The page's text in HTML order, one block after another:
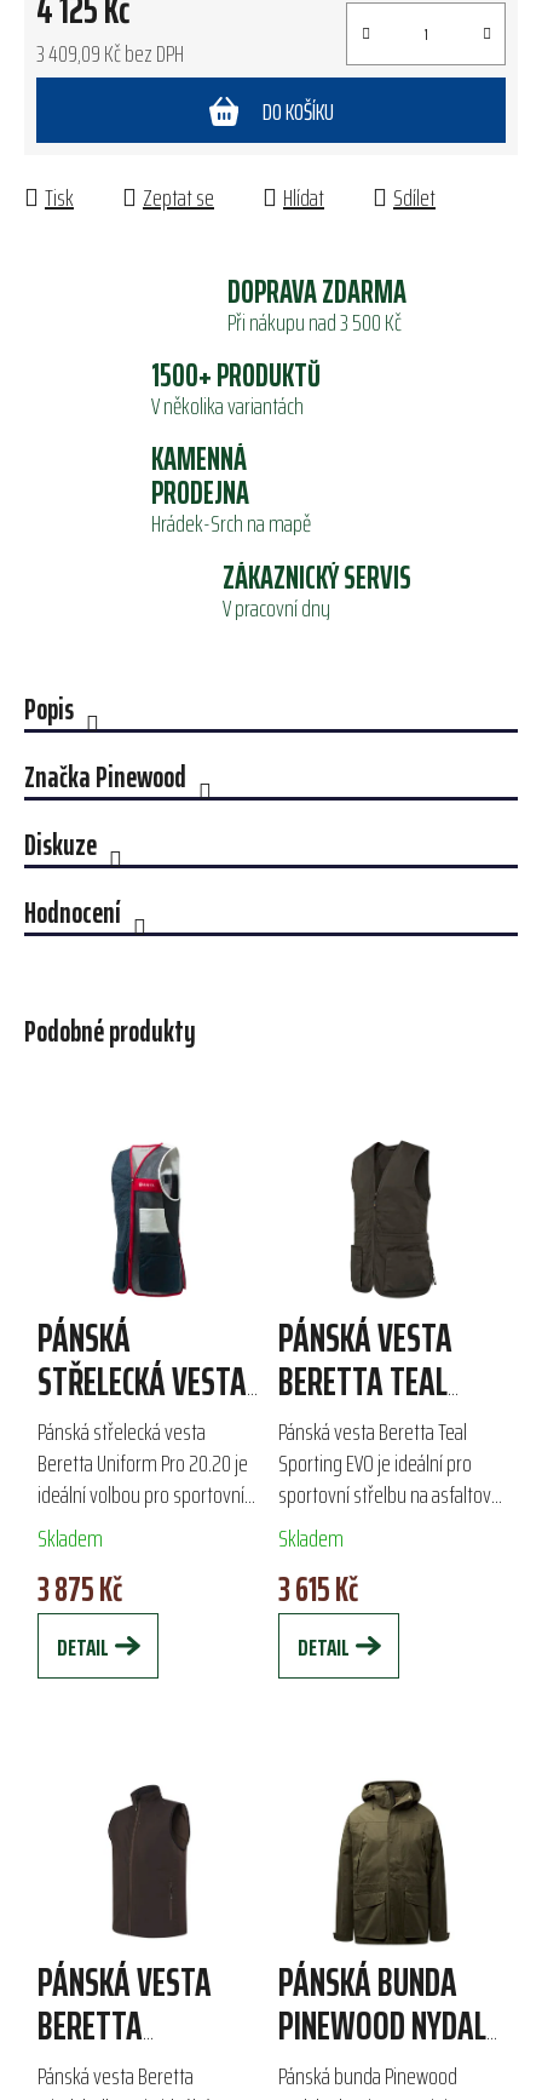
3 409,09 Kč bez DPH
DO KOŠÍKU
Tisk Zeptat se Hlídat Sdílet
DOPRAVA ZDARMA
Při nákupu nad 3 500 Kč
1500+ PRODUKTŮ
V několika variantách
KAMENNÁ
PRODEJNA
Hrádek-Srch na mapě
ZÁKAZNICKÝ SERVIS
V pracovní dny
Popis
ZnačkaPinewood
Diskuze
Hodnocení
Podobné produkty
PÁNSKÁ
STŘELECKÁ VESTA
BERETTA UNIFORM
PRO 20.20
Pánská střelecká vesta
Beretta Uniform Pro 20.20 je
ideální volbou pro sportovní
střelbu a outdoorové aktivity.
Vyrobena z prodyšné 3D
síťoviny a elastické bavlny,
zajišťuje...
Skladem
3 875 Kč
DETAIL
PÁNSKÁ VESTA
BERETTA TEAL
SPORTING EVO
Pánská vesta Beretta Teal
Sporting EVO je ideální pro
sportovní střelbu na asfaltové
holuby. Kombinace bavlny a
polyesteru zajišťuje lehkost a
přiléhavost, zatímco
elastické...
Skladem
3 615 Kč
DETAIL
PÁNSKÁ VESTA
BERETTA
WINDSHELL EVO
Pánská vesta Beretta
PÁNSKÁ BUNDA
PINEWOOD NYDALA
CLASSIC 2L
Pánská bunda Pinewood